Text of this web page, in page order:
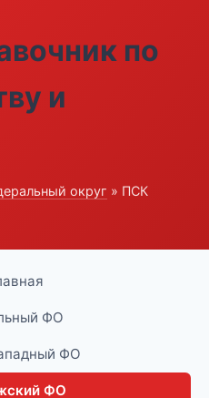
по
и
округ » ПСК
ФО
ФО
ФО